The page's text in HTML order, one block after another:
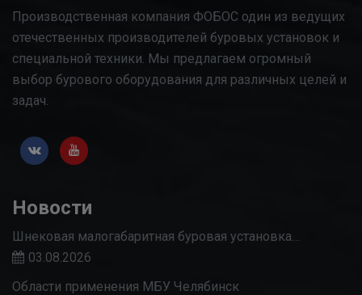
Производственная компания ФОБОС один из ведущих
отечественных производителей буровых установок и
специальной техники. Мы предлагаем огромный
выбор бурового оборудования для различных целей и
задач.
Новости
Шнековая малогабаритная буровая установка…
03.08.2026
Области применения МБУ Челябинск